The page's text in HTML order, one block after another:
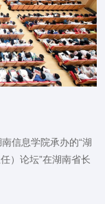
信息学院承办的“湖
）论坛”在湖南省长